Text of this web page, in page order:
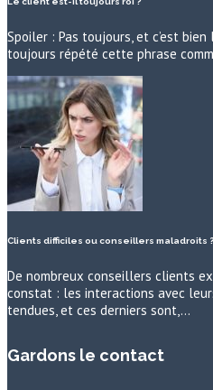
Spoiler : Pas toujours, et c’est
toujours répété cette phrase
Clients difficiles ou conseillers maladroits
De nombreux conseillers clients
constat : les interactions avec
tendues, et ces derniers sont,…
Gardons le contact